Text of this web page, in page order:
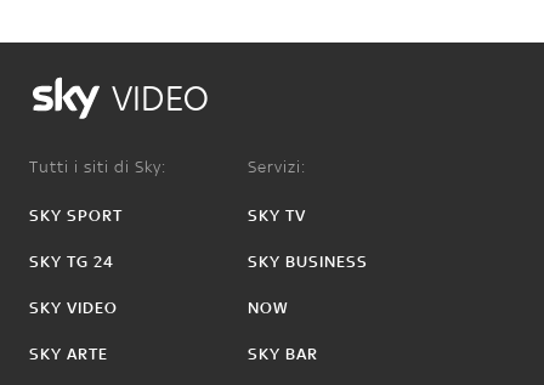
VIDEO
Tutti i siti di Sky:
SKY SPORT
SKY TG 24
SKY VIDEO
SKY ARTE
Servizi:
SKY TV
SKY BUSINESS
NOW
SKY BAR